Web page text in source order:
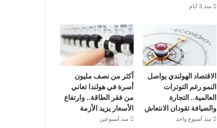
منذ 3 أيام
الاقتصاد الهولندي يواصل
النمو رغم التوترات
العالمية.. التجارة
والضيافة تقودان الانتعاش
منذ أسبوع واحد
أكثر من نصف مليون
أسرة في هولندا تعاني
من فقر الطاقة.. وارتفاع
الأسعار يزيد الأزمة
منذ أسبوعين